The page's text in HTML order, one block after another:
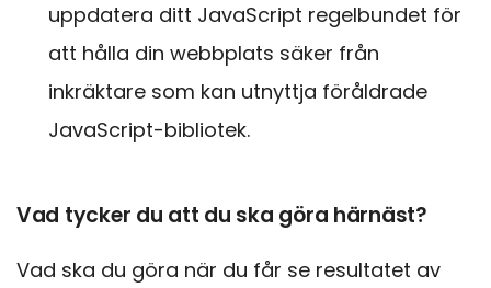
uppdatera ditt JavaScript regelbundet för
att hålla din webbplats säker från
inkräktare som kan utnyttja föråldrade
JavaScript-bibliotek.
Vad tycker du att du ska göra härnäst?
Vad ska du göra när du får se resultatet av